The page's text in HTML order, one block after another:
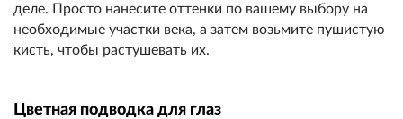
деле. Просто нанесите оттенки по вашему выбору на
необходимые участки века, а затем возьмите пушистую
кисть, чтобы растушевать их.
Цветная подводка для глаз